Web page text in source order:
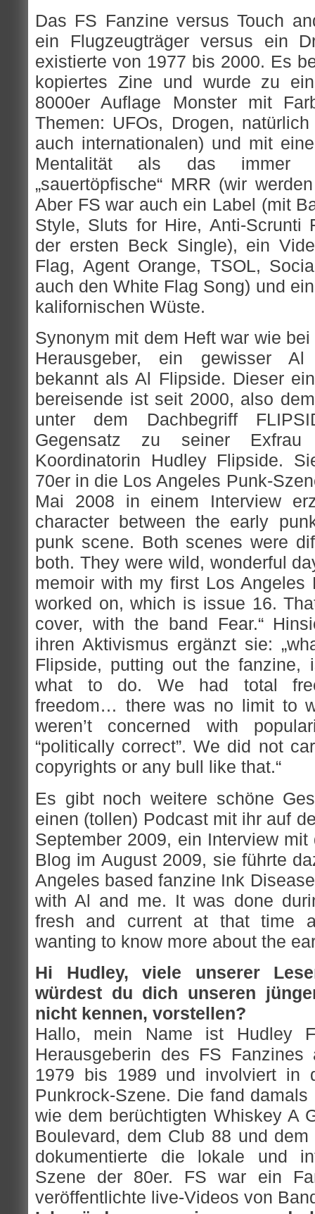
Das FS Fanzine versus Touch
ein Flugzeugträger versus ein
existierte von 1977 bis 2000. Es
kopiertes Zine und wurde zu
8000er Auflage Monster mit
Themen: UFOs, Drogen,
auch internationalen) und mit
Mentalität als das immer
„sauertöpfische“ MRR (wir
Aber FS war auch ein Label (mit
Style, Sluts for Hire, Anti-Scrunti
der ersten Beck Single), ein
Flag, Agent Orange, TSOL,
auch den White Flag Song) und
kalifornischen Wüste.
Synonym mit dem Heft war wie
Herausgeber, ein gewisser Al
bekannt als Al Flipside. Dieser
bereisende ist seit 2000, also
unter dem Dachbegriff
Gegensatz zu seiner
Koordinatorin Hudley Flipside.
70er in die Los Angeles Punk-
Mai 2008 in einem Interview
character between the early
punk scene. Both scenes were
both. They were wild, wonderful
memoir with my first Los Angeles
worked on, which is issue 16.
cover, with the band Fear.“
ihren Aktivismus ergänzt sie:
Flipside, putting out the
what to do. We had total
freedom… there was no limit to
weren’t concerned with
“politically correct”. We did not
copyrights or any bull like that.“
Es gibt noch weitere schöne
einen (tollen) Podcast mit ihr auf
September 2009, ein Interview
Blog im August 2009, sie führte
Angeles based fanzine Ink
with Al and me. It was done
fresh and current at that time
wanting to know more about the
Hi Hudley, viele unserer
würdest du dich unseren
nicht kennen, vorstellen?
Hallo, mein Name ist Hudley
Herausgeberin des FS
1979 bis 1989 und involviert in
Punkrock-Szene. Die fand
wie dem berüchtigten Whiskey A
Boulevard, dem Club 88 und
dokumentierte die lokale und
Szene der 80er. FS war ein
veröffentlichte live-Videos von